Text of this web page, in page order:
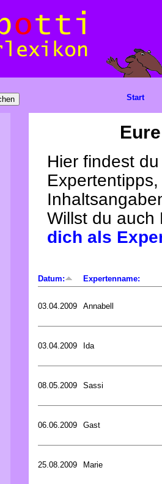
Hier findest
Willst du
dich als
Datum: Expertenname:
03.04.2009 Annabell
03.04.2009 Ida
08.05.2009 Sassi
06.06.2009 Gast
25.08.2009 Marie
Start